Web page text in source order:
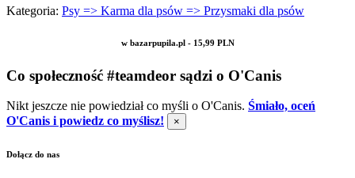
Kategoria: Psy => Karma dla psów => Przysmaki dla psów
w bazarpupila.pl - 15,99 PLN
Co społeczność #teamdeor sądzi o O'Canis
Nikt jeszcze nie powiedział co myśli o O'Canis. Śmiało, oceń
O'Canis i powiedz co myślisz!
×
Dołącz do nas